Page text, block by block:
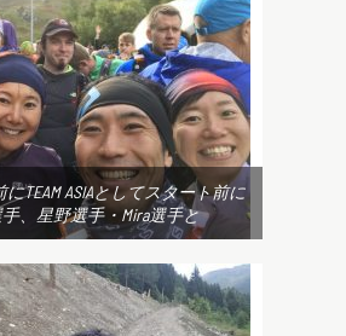
TEAM ASIAとしてスタート前に
、星野選手・Mira選手と